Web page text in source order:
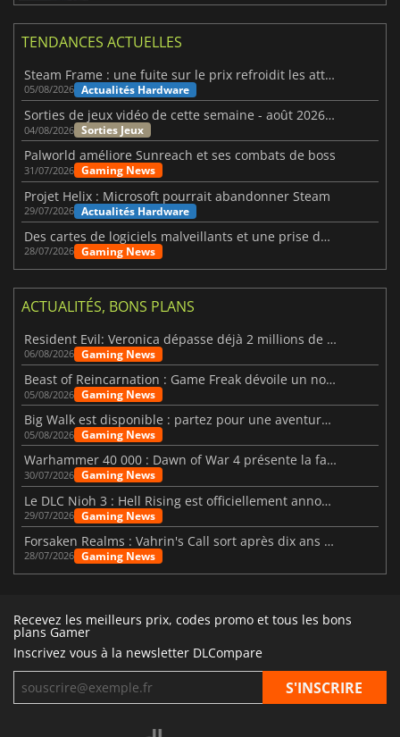
TENDANCES ACTUELLES
Steam Frame : une fuite sur le prix refroidit les attentes VR
05/08/2026 Actualités Hardware
Sorties de jeux vidéo de cette semaine - août 2026 (semaine 32)
04/08/2026 Sorties Jeux
Palworld améliore Sunreach et ses combats de boss
31/07/2026 Gaming News
Projet Helix : Microsoft pourrait abandonner Steam
29/07/2026 Actualités Hardware
Des cartes de logiciels malveillants et une prise de contrôle de Discord ont touché Meccha Chameleon
28/07/2026 Gaming News
ACTUALITÉS, BONS PLANS
Resident Evil: Veronica dépasse déjà 2 millions de wishlists
06/08/2026 Gaming News
Beast of Reincarnation : Game Freak dévoile un nouveau pari
05/08/2026 Gaming News
Big Walk est disponible : partez pour une aventure entre amis
05/08/2026 Gaming News
Warhammer 40 000 : Dawn of War 4 présente la faction des Nécrons
30/07/2026 Gaming News
Le DLC Nioh 3 : Hell Rising est officiellement annoncé
29/07/2026 Gaming News
Forsaken Realms : Vahrin's Call sort après dix ans de développement
28/07/2026 Gaming News
Recevez les meilleurs prix, codes promo et tous les bons
plans Gamer
Inscrivez vous à la newsletter DLCompare